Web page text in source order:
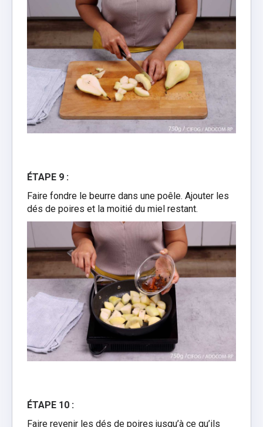
ÉTAPE 9 :
Faire fondre le beurre dans une poêle. Ajouter les
dés de poires et la moitié du miel restant.
ÉTAPE 10 :
Faire revenir les dés de poires jusqu’à ce qu’ils